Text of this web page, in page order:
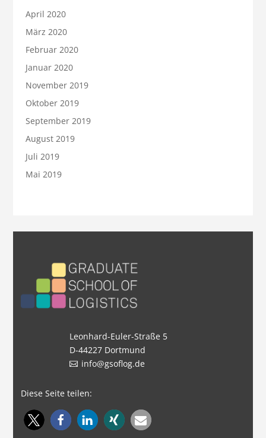
April 2020
März 2020
Februar 2020
Januar 2020
November 2019
Oktober 2019
September 2019
August 2019
Juli 2019
Mai 2019
Leonhard-Euler-Straße 5
D-44227 Dortmund
info@gsoflog.de
Diese Seite teilen: